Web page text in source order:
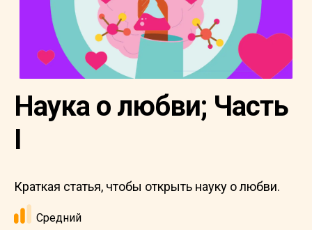
Наука о любви; Часть
I
Краткая статья, чтобы открыть науку о любви.
Средний